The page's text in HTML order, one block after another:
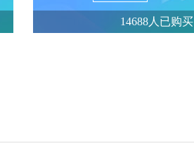
14688人已购买